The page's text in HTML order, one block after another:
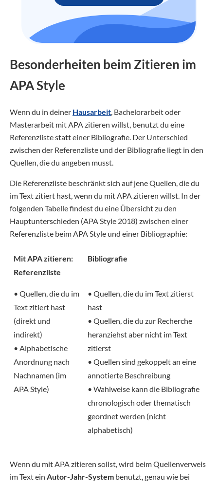
Besonderheiten beim Zitieren im
APA Style
Wenn du in deiner Hausarbeit , Bachelorarbeit oder
Masterarbeit mit APA zitieren willst, benutzt du eine
Referenzliste statt einer Bibliografie. Der Unterschied
zwischen der Referenzliste und der Bibliografie liegt in den
Quellen, die du angeben musst.
Die Referenzliste beschränkt sich auf jene Quellen, die du
im Text zitiert hast, wenn du mit APA zitieren willst. In der
folgenden Tabelle findest du eine Übersicht zu den
Hauptunterschieden (APA Style 2018) zwischen einer
Referenzliste beim APA Style und einer Bibliographie:
Mit APA zitieren:
Referenzliste
Bibliografie
• Quellen, die du im
Text zitiert hast
(direkt und
indirekt)
• Alphabetische
Anordnung nach
Nachnamen (im
APA Style)
• Quellen, die du im Text zitierst
hast
• Quellen, die du zur Recherche
heranziehst aber nicht im Text
zitierst
• Quellen sind gekoppelt an eine
annotierte Beschreibung
• Wahlweise kann die Bibliografie
chronologisch oder thematisch
geordnet werden (nicht
alphabetisch)
Wenn du mit APA zitieren sollst, wird beim Quellenverweis
im Text ein Autor-Jahr-System benutzt, genau wie bei